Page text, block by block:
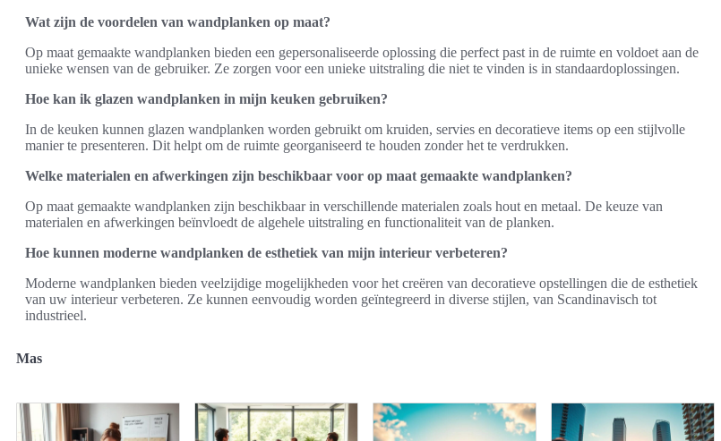
Wat zijn de voordelen van wandplanken op maat?
Op maat gemaakte wandplanken bieden een gepersonaliseerde oplossing die perfect past in de ruimte en voldoet aan de
unieke wensen van de gebruiker. Ze zorgen voor een unieke uitstraling die niet te vinden is in standaardoplossingen.
Hoe kan ik glazen wandplanken in mijn keuken gebruiken?
In de keuken kunnen glazen wandplanken worden gebruikt om kruiden, servies en decoratieve items op een stijlvolle
manier te presenteren. Dit helpt om de ruimte georganiseerd te houden zonder het te verdrukken.
Welke materialen en afwerkingen zijn beschikbaar voor op maat gemaakte wandplanken?
Op maat gemaakte wandplanken zijn beschikbaar in verschillende materialen zoals hout en metaal. De keuze van
materialen en afwerkingen beïnvloedt de algehele uitstraling en functionaliteit van de planken.
Hoe kunnen moderne wandplanken de esthetiek van mijn interieur verbeteren?
Moderne wandplanken bieden veelzijdige mogelijkheden voor het creëren van decoratieve opstellingen die de esthetiek
van uw interieur verbeteren. Ze kunnen eenvoudig worden geïntegreerd in diverse stijlen, van Scandinavisch tot
industrieel.
Mas